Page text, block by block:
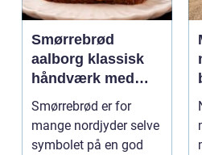
Smørrebrød
aalborg klassisk
håndværk med
moderne twist
Smørrebrød er for
mange nordjyder selve
symbolet på en god